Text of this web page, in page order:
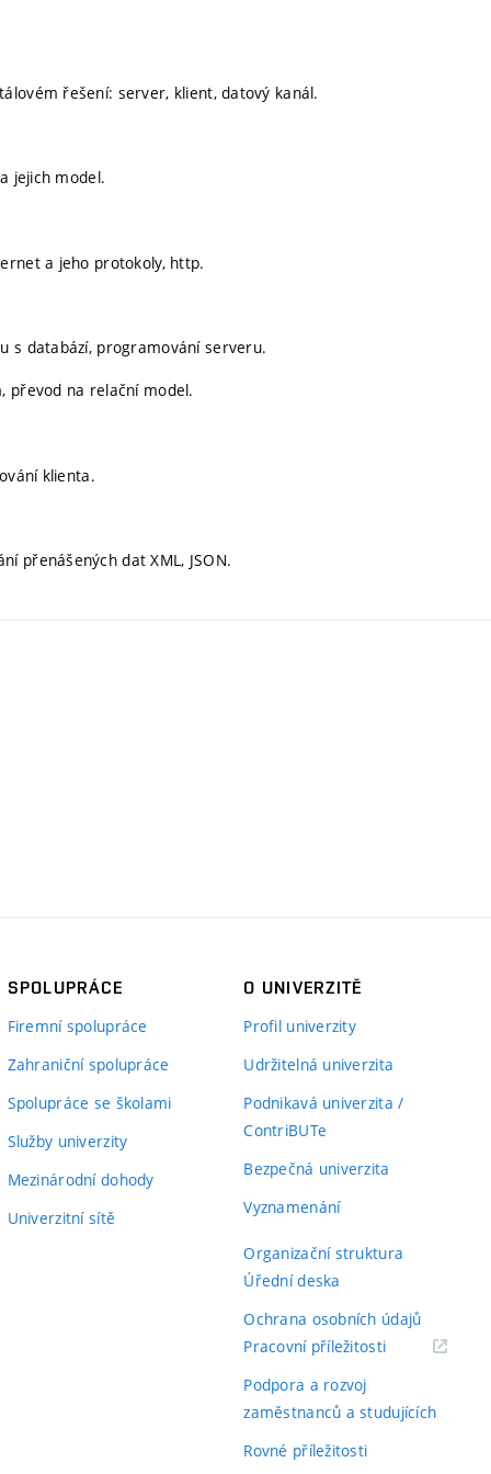
řešení: server, klient, datový kanál.
jejich model.
a jeho protokoly, http.
s databází, programování serveru.
převod na relační model.
klienta.
přenášených dat XML, JSON.
SPOLUPRÁCE
Firemní spolupráce
Zahraniční spolupráce
Spolupráce se školami
Služby univerzity
Mezinárodní dohody
Univerzitní sítě
O UNIVERZITĚ
Profil univerzity
Udržitelná univerzita
Podnikavá univerzita /
ContriBUTe
Bezpečná univerzita
Vyznamenání
Organizační struktura
Úřední deska
Ochrana osobních údajů
Pracovní příležitosti(externí
Podpora a rozvoj
zaměstnanců a studujících
Rovné příležitosti